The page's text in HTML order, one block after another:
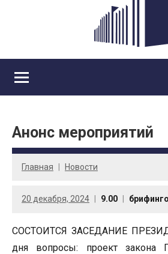
Анонс мероприятий
Главная Новости
20 декабря, 2024 9.00
СОСТОИТСЯ ЗАСЕДАНИЕ
дня вопросы: проект